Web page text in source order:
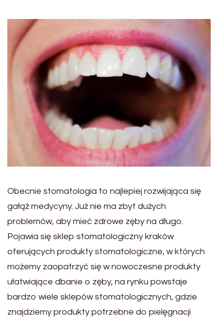
Obecnie stomatologia to najlepiej rozwijająca się
gałąź medycyny. Już nie ma zbyt dużych
problemów, aby mieć zdrowe zęby na długo.
Pojawia się sklep stomatologiczny kraków
oferujących produkty stomatologiczne, w których
możemy zaopatrzyć się w nowoczesne produkty
ułatwiające dbanie o zęby, na rynku powstaje
bardzo wiele sklepów stomatologicznych, gdzie
znajdziemy produkty potrzebne do pielęgnacji